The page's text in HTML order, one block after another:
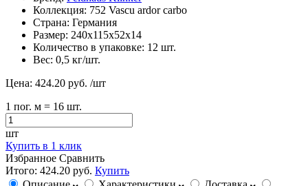
Коллекция: 752 Vascu ardor carbo
Страна: Германия
Размер: 240х115х52х14
Количество в упаковке: 12 шт.
Вес: 0,5 кг/шт.
Цена: 424.20 руб. /шт
1 пог. м = 16 шт.
шт
Купить в 1 клик
Избранное Сравнить
Итого: 424.20 руб. Купить